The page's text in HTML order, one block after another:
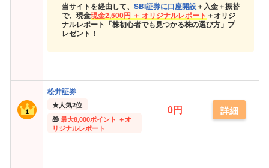
当サイトを経由して、 SBI証券に口座開設＋入金＋振替
で、現金現金2,500円 ＋ オリジナルレポート ＋オリジ
ナルレポート「株初心者でも見つかる株の選び方」プ
レゼント！
松井証券
★人気2位
最大8,000ポイント ＋オ
リジナルレポート
0円 詳細